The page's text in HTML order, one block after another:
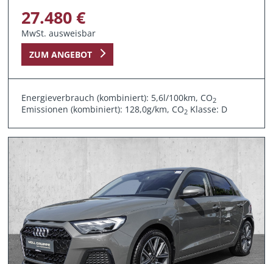
27.480 €
MwSt. ausweisbar
ZUM ANGEBOT
Energieverbrauch (kombiniert): 5,6l/100km, CO2
Emissionen (kombiniert): 128,0g/km, CO2 Klasse: D